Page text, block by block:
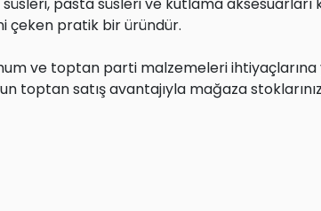
çeken pratik bir üründür.
ve toptan parti malzemeleri ihtiyaçlarına
toptan satış avantajıyla mağaza